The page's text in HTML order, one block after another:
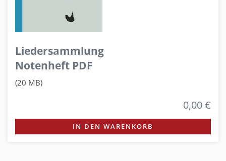
Liedersammlung
Notenheft PDF
(20 MB)
0,00 €
IN DEN WARENKORB